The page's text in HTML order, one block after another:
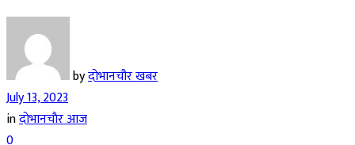
byदोभानचौर खबर
July 13, 2023
inदाेभानचाैर आज
0